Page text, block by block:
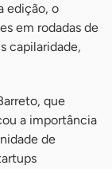
edição, o
em rodadas de
capilaridade,
que
a importância
de